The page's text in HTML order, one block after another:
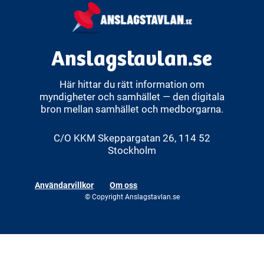
Anslagstavlan.se
Här hittar du rätt information om
myndigheter och samhället — den digitala
bron mellan samhället och medborgarna.
C/O KKM Skeppargatan 26, 114 52
Stockholm
Användarvillkor Om oss
© Copyright Anslagstavlan.se